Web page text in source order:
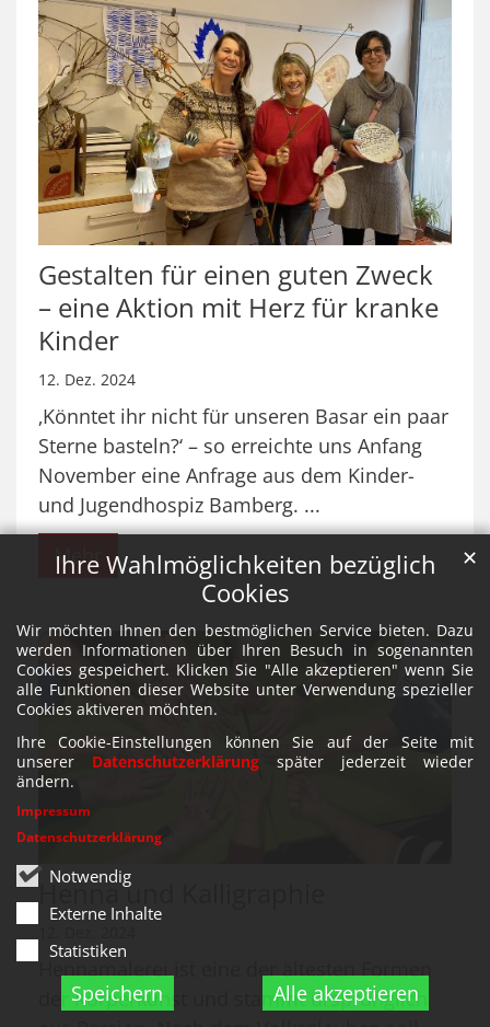
Ihre Wahlmöglichkeiten bezüglich
Cookies
Wir möchten Ihnen den bestmöglichen Service bieten. Dazu
werden Informationen über Ihren Besuch in sogenannten
Cookies gespeichert. Klicken Sie "Alle akzeptieren" wenn Sie
alle Funktionen dieser Website unter Verwendung spezieller
Cookies aktiveren möchten.
Ihre Cookie-Einstellungen können Sie auf der Seite mit
unserer Datenschutzerklärung später jederzeit wieder
ändern.
Notwendig
Externe Inhalte
Statistiken
Speichern Alle akzeptieren
✕
Impressum
Datenschutzerklärung
Gestalten für einen guten Zweck
– eine Aktion mit Herz für kranke
Kinder
12. Dez. 2024
‚Könntet ihr nicht für unseren Basar ein paar
Sterne basteln?‘ – so erreichte uns Anfang
November eine Anfrage aus dem Kinder-
und Jugendhospiz Bamberg. ...
Mehr
Henna und Kalligraphie
Hennamalerei ist eine der ältesten Formen
der Körperkunst und stammt ursprünglich